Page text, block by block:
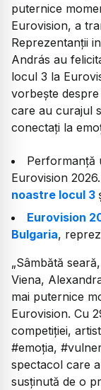
puternice
Eurovision, a
Reprezentanții
András au
locul 3 la
vorbește
care au curajul
conectați la
Performanță
Eurovision 2026.
noastre locul 3
Eurovision
Bulgaria,
„Sâmbătă
Viena,
mai puternice
Eurovision. Cu
competiției,
#emoția,
spectacol care
susținută de o